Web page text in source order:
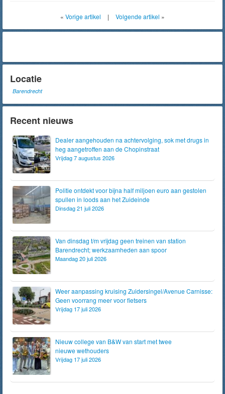
« Vorige artikel | Volgende artikel »
Locatie
Barendrecht
Recent nieuws
Dealer aangehouden na achtervolging, sok met drugs in
heg aangetroffen aan de Chopinstraat
Vrijdag 7 augustus 2026
Politie ontdekt voor bijna half miljoen euro aan gestolen
spullen in loods aan het Zuideinde
Dinsdag 21 juli 2026
Van dinsdag t/m vrijdag geen treinen van station
Barendrecht; werkzaamheden aan spoor
Maandag 20 juli 2026
Weer aanpassing kruising Zuidersingel/Avenue Carnisse:
Geen voorrang meer voor fietsers
Vrijdag 17 juli 2026
Nieuw college van B&W van start met twee
nieuwe wethouders
Vrijdag 17 juli 2026